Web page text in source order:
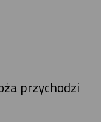
przychodzi